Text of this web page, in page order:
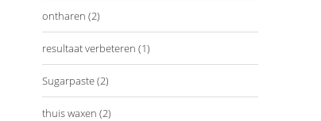
ontharen (2)
resultaat verbeteren (1)
Sugarpaste(2)
thuis waxen (2)